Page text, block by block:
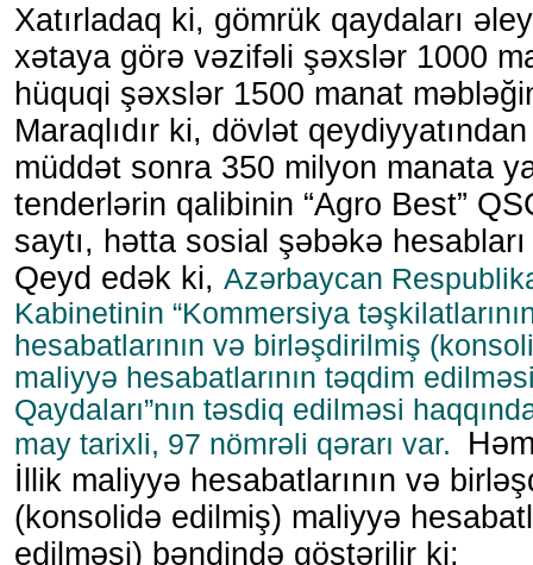
Xatırladaq ki, gömrük qaydaları
xətaya görə vəzifəli şəxslər 1000
hüquqi şəxslər 1500 manat
Maraqlıdır ki, dövlət
müddət sonra 350 milyon manata
tenderlərin qalibinin “Agro Best”
saytı, hətta sosial şəbəkə
Qeyd edək ki, Azərbaycan
Kabinetinin “Kommersiya
hesabatlarının və birləşdirilmiş
maliyyə hesabatlarının təqdim
Qaydaları”nın təsdiq edilməsi
may tarixli, 97 nömrəli qərarı var.
İllik maliyyə hesabatlarının və
(konsolidə edilmiş) maliyyə
edilməsi) bəndində göstərilir ki;